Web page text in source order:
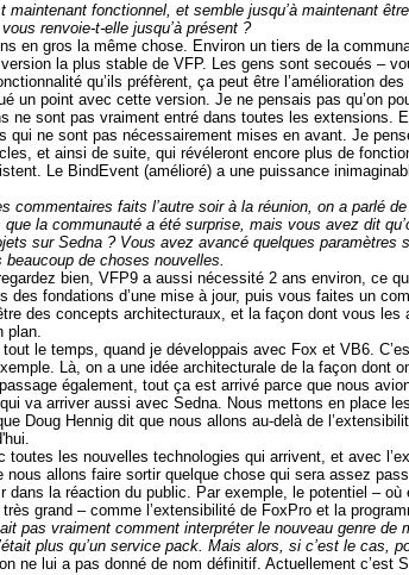
maintenant fonctionnel, et semble jusqu’à maintenant
renvoie-t-elle jusqu’à présent ?
en gros la même chose. Environ un tiers de la
la plus stable de VFP. Les gens sont secoués –
qu’ils préfèrent, ça peut être l’amélioration
un point avec cette version. Je ne pensais pas qu’on
ne sont pas vraiment entré dans toutes les
qui ne sont pas nécessairement mises en avant. Je
et ainsi de suite, qui révéleront encore plus de
Le BindEvent (amélioré) a une puissance
commentaires faits l’autre soir à la réunion, on a parlé
la communauté a été surprise, mais vous avez dit
sur Sedna ? Vous avez avancé quelques
de choses nouvelles.
bien, VFP9 a aussi nécessité 2 ans environ, ce
des fondations d’une mise à jour, puis vous faites un
des concepts architecturaux, et la façon dont vous
plan.
tout le temps, quand je développais avec Fox et VB6.
Là, on a une idée architecturale de la façon dont
également, tout ça est arrivé parce que nous
va arriver aussi avec Sedna. Nous mettons en place
Doug Hennig dit que nous allons au-delà de
toutes les nouvelles technologies qui arrivent, et avec
nous allons faire sortir quelque chose qui sera assez
dans la réaction du public. Par exemple, le potentiel –
grand – comme l’extensibilité de FoxPro et la
pas vraiment comment interpréter le nouveau genre
plus qu’un service pack. Mais alors, si c’est le cas,
ne lui a pas donné de nom définitif. Actuellement